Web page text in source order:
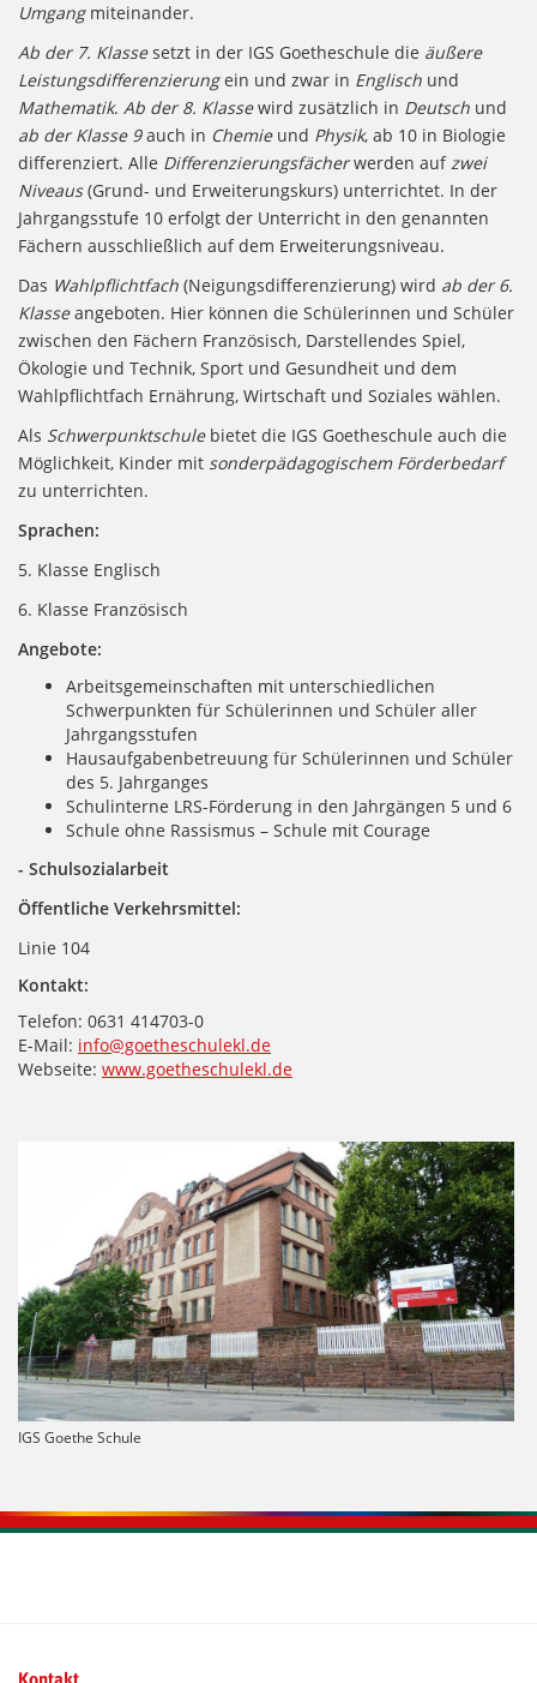
Umgangmiteinander.
Ab der 7. Klassesetzt in der IGS Goetheschule die äußere
Leistungsdifferenzierungein und zwar in Englisch und
Mathematik. Ab der 8. Klassewird zusätzlich in Deutsch und
ab der Klasse 9auch in Chemieund Physik, ab 10 in Biologie
differenziert. Alle Differenzierungsfächerwerden aufzwei
Niveaus(Grund- und Erweiterungskurs) unterrichtet. In der
Jahrgangsstufe 10 erfolgt der Unterricht in den genannten
Fächern ausschließlich auf dem Erweiterungsniveau.
Das Wahlpflichtfach (Neigungsdifferenzierung) wird ab der 6.
Klasseangeboten. Hier können die Schülerinnen und Schüler
zwischen den Fächern Französisch, Darstellendes Spiel,
Ökologie und Technik, Sport und Gesundheit und dem
Wahlpflichtfach Ernährung, Wirtschaft und Soziales wählen.
Als Schwerpunktschule bietet die IGS Goetheschule auch die
Möglichkeit, Kinder mit sonderpädagogischem Förderbedarf
zu unterrichten.
Sprachen:
5. Klasse Englisch
6. Klasse Französisch
Angebote:
Arbeitsgemeinschaften mit unterschiedlichen
Schwerpunkten für Schülerinnen und Schüler aller
Jahrgangsstufen
Hausaufgabenbetreuung für Schülerinnen und Schüler
des 5. Jahrganges
Schulinterne LRS-Förderung in den Jahrgängen 5 und 6
Schule ohne Rassismus – Schule mit Courage
- Schulsozialarbeit
Öffentliche Verkehrsmittel:
Linie 104
Kontakt:
Telefon: 0631 414703-0
E-Mail: info@goetheschulekl.de
Webseite: www.goetheschulekl.de
IGS Goethe Schule